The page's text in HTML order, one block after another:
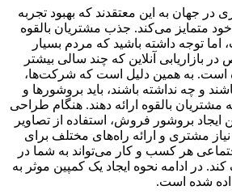
در جهان به این معتقدند که بهبود تجربه
متمایز می‌کند. جذب مشتریان بالقوه
توجه داشته باشید که مردم بسیار
بازاریابی آنلاین که چند سالی بیشتر
است. به همین دلیل است که شرکت‌ها،
و چه نداشته باشند، باید بروشورها و
بالقوه ارائه دهند. هنگام طراحی
ایجاد بروشور فروش، استفاده از تصاویر
مشتری و ارائه راه‌های مختلف برای
هر کسب و کار می‌تواند به شما در
در ادامه نحوه ایجاد یک کمپین موثر به
شده است.